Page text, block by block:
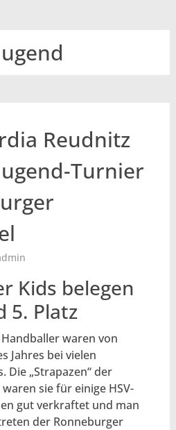
Reudnitz
Turnier
Kids belegen
5. Platz
waren von
Jahres bei vielen
Die „Strapazen“ der
sie für einige HSV-
gut verkraftet und man
der Ronneburger